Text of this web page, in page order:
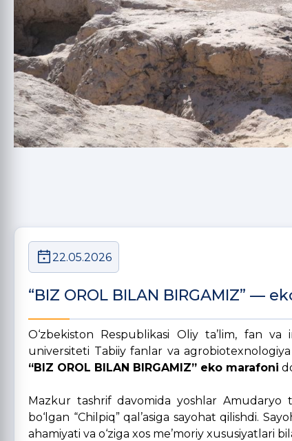
22.05.2026
“BIZ OROL BILAN BIRGAMIZ” —
O‘zbekiston Respublikasi Oliy ta’lim, fan
universiteti Tabiiy fanlar va
“BIZ OROL BILAN BIRGAMIZ” eko marafoni
Mazkur tashrif davomida yoshlar Amudaryo
bo‘lgan “Chilpiq” qal’asiga sayohat qilishdi.
ahamiyati va o‘ziga xos me’moriy xususiyatlari